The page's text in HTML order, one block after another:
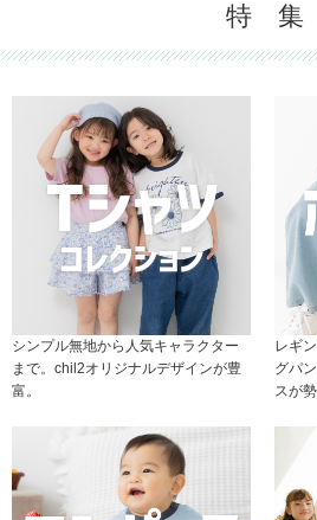
特 集
シンプル無地から人気キャラクター
まで。chil2オリジナルデザインが豊
富。
レギ
グパ
スが